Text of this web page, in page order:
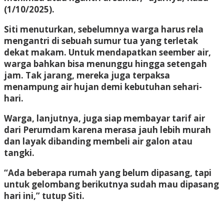
(1/10/2025).
Siti menuturkan, sebelumnya warga harus rela
mengantri di sebuah sumur tua yang terletak
dekat makam. Untuk mendapatkan seember air,
warga bahkan bisa menunggu hingga setengah
jam. Tak jarang, mereka juga terpaksa
menampung air hujan demi kebutuhan sehari-
hari.
Warga, lanjutnya, juga siap membayar tarif air
dari Perumdam karena merasa jauh lebih murah
dan layak dibanding membeli air galon atau
tangki.
“Ada beberapa rumah yang belum dipasang, tapi
untuk gelombang berikutnya sudah mau dipasang
hari ini,” tutup Siti.